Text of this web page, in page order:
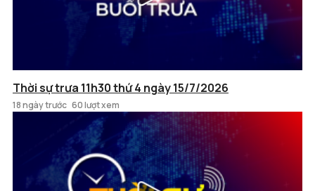
Thời sự trưa 11h30 thứ 4 ngày 15/7/2026
18 ngày trước 60 lượt xem